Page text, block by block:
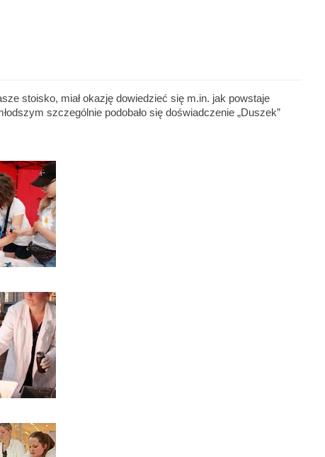
stoisko, miał okazję dowiedzieć się m.in. jak powstaje
szczególnie podobało się doświadczenie „Duszek”